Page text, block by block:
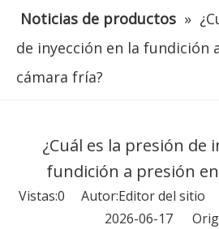
Noticias de productos »
de inyección en la fundición
cámara fría?
¿Cuál es la presión de
fundición a presión
Vistas:0 Autor:Editor del sitio
2026-06-17